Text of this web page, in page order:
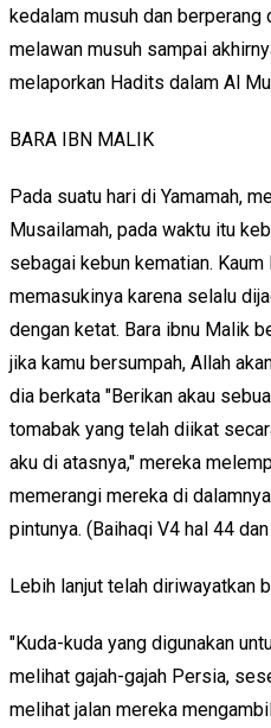
kedalam musuh dan berperang
melawan musuh sampai
melaporkan Hadits dalam Al
BARA IBN MALIK
Pada suatu hari di Yamamah,
Musailamah, pada waktu itu
sebagai kebun kematian.
memasukinya karena selalu
dengan ketat. Bara ibnu Malik
jika kamu bersumpah, Allah
dia berkata "Berikan akau
tomabak yang telah diikat
aku di atasnya," mereka
memerangi mereka di
pintunya. (Baihaqi V4 hal 44
Lebih lanjut telah diriwayatkan
"Kuda-kuda yang digunakan
melihat gajah-gajah Persia,
melihat jalan mereka